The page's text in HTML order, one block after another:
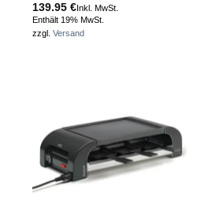
139.95 €Inkl. MwSt.
Enthält 19% MwSt.
zzgl. Versand